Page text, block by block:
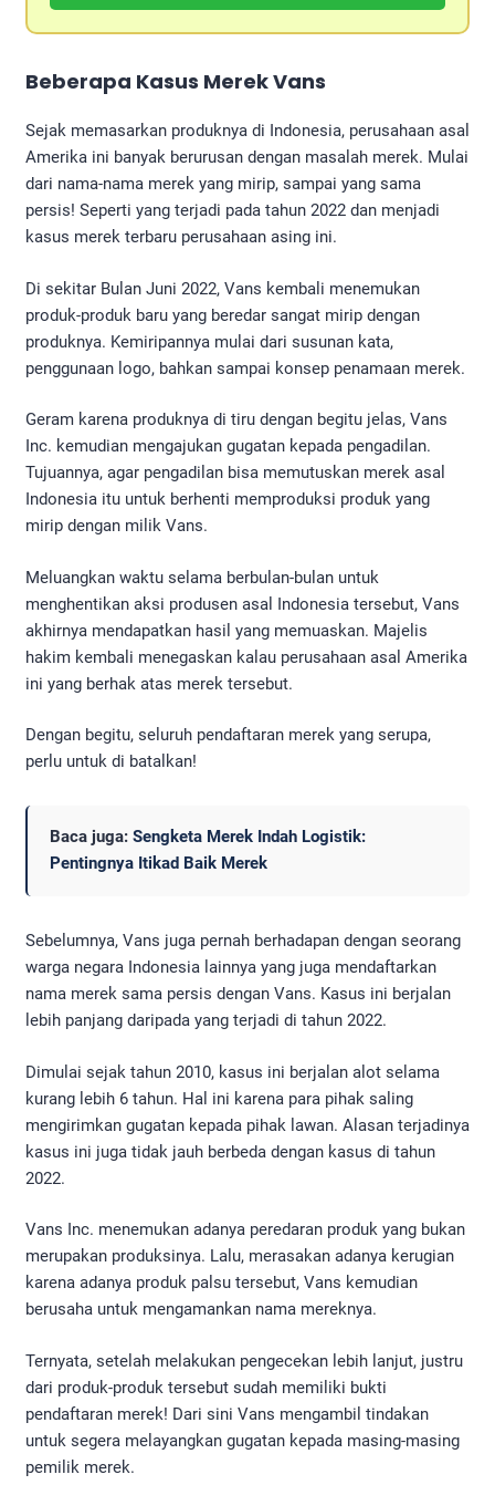
Beberapa Kasus Merek Vans
Sejak memasarkan produknya di Indonesia, perusahaan asal
Amerika ini banyak berurusan dengan masalah merek. Mulai
dari nama-nama merek yang mirip, sampai yang sama
persis! Seperti yang terjadi pada tahun 2022 dan menjadi
kasus merek terbaru perusahaan asing ini.
Di sekitar Bulan Juni 2022, Vans kembali menemukan
produk-produk baru yang beredar sangat mirip dengan
produknya. Kemiripannya mulai dari susunan kata,
penggunaan logo, bahkan sampai konsep penamaan merek.
Geram karena produknya di tiru dengan begitu jelas, Vans
Inc. kemudian mengajukan gugatan kepada pengadilan.
Tujuannya, agar pengadilan bisa memutuskan merek asal
Indonesia itu untuk berhenti memproduksi produk yang
mirip dengan milik Vans.
Meluangkan waktu selama berbulan-bulan untuk
menghentikan aksi produsen asal Indonesia tersebut, Vans
akhirnya mendapatkan hasil yang memuaskan. Majelis
hakim kembali menegaskan kalau perusahaan asal Amerika
ini yang berhak atas merek tersebut.
Dengan begitu, seluruh pendaftaran merek yang serupa,
perlu untuk di batalkan!
Baca juga: Sengketa Merek Indah Logistik:
Pentingnya Itikad Baik Merek
Sebelumnya, Vans juga pernah berhadapan dengan seorang
warga negara Indonesia lainnya yang juga mendaftarkan
nama merek sama persis dengan Vans. Kasus ini berjalan
lebih panjang daripada yang terjadi di tahun 2022.
Dimulai sejak tahun 2010, kasus ini berjalan alot selama
kurang lebih 6 tahun. Hal ini karena para pihak saling
mengirimkan gugatan kepada pihak lawan. Alasan terjadinya
kasus ini juga tidak jauh berbeda dengan kasus di tahun
2022.
Vans Inc. menemukan adanya peredaran produk yang bukan
merupakan produksinya. Lalu, merasakan adanya kerugian
karena adanya produk palsu tersebut, Vans kemudian
berusaha untuk mengamankan nama mereknya.
Ternyata, setelah melakukan pengecekan lebih lanjut, justru
dari produk-produk tersebut sudah memiliki bukti
pendaftaran merek! Dari sini Vans mengambil tindakan
untuk segera melayangkan gugatan kepada masing-masing
pemilik merek.